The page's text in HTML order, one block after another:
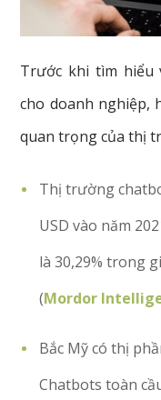
Trước khi tìm hiểu
cho doanh nghiệp,
quan trọng của thị
Thị trường
USD vào năm
là 30,29% trong
(Mordor
Bắc Mỹ có thị
Chatbots toàn